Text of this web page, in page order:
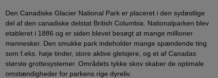
Den Canadiske Glacier National Park er placeret i den sydøstlige
del af den canadiske delstat British Columbia. Nationalparken blev
etableret i 1886 og er siden blevet besøgt at mange millioner
mennesker. Den smukke park indeholder mange spændende ting
som f.eks. høje tinder, store aktive gletsjere, og et af Canadas
største grottesystemer. Områdets tykke skov skaber de optimale
omstændigheder for parkens rige dyreliv.